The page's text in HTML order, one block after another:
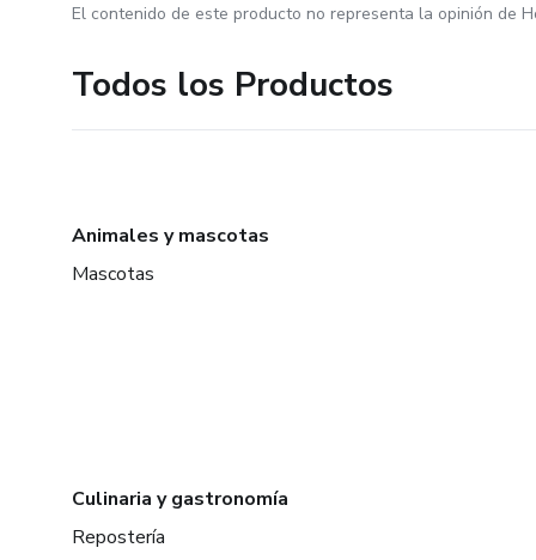
El contenido de este producto no representa la opinión de
Todos los Productos
Animales y mascotas
Mascotas
Culinaria y gastronomía
Repostería